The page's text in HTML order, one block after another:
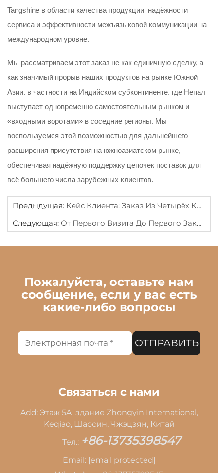
Tangshine в области качества продукции, надёжности
сервиса и эффективности межъязыковой коммуникации на
международном уровне.
Мы рассматриваем этот заказ не как единичную сделку, а
как значимый прорыв наших продуктов на рынке Южной
Азии, в частности на Индийском субконтиненте, где Непал
выступает одновременно самостоятельным рынком и
«входными воротами» в соседние регионы. Мы
воспользуемся этой возможностью для дальнейшего
расширения присутствия на южноазиатском рынке,
обеспечивая надёжную поддержку цепочек поставок для
всё большего числа зарубежных клиентов.
Предыдущая: Кейс Клиента: Заказ Из Четырёх Контейнеров Из Индии — Эффективность, Основанная На Доверии
Следующая: От Первого Визита До Первого Заказа: Как Личная Встреча В Мае Позволила Получить Полный Контейнерный Заказ Из Индии
Пожалуйста, оставьте нам
сообщение, если у вас есть
какие-либо вопросы
ОТПРАВИТЬ
Связаться с нами
Add: Этаж 5A, здание Zhongyin International,
Keqiao, Шаосин, Чжэцзян, Китай
Тел.: +86-13735398547
Email: [email protected]